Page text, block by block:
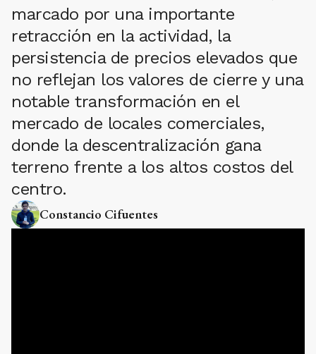
marcado por una importante
retracción en la actividad, la
persistencia de precios elevados que
no reflejan los valores de cierre y una
notable transformación en el
mercado de locales comerciales,
donde la descentralización gana
terreno frente a los altos costos del
centro.
Constancio Cifuentes